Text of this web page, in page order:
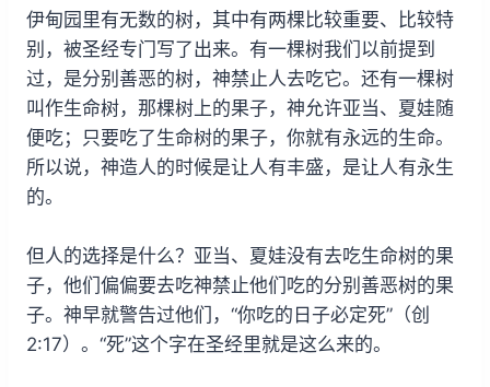
伊甸园里有无数的树，其中有两棵比较重要、比较特
别，被圣经专门写了出来。有一棵树我们以前提到
过，是分别善恶的树，神禁止人去吃它。还有一棵树
叫作生命树，那棵树上的果子，神允许亚当、夏娃随
便吃；只要吃了生命树的果子，你就有永远的生命。
所以说，神造人的时候是让人有丰盛，是让人有永生
的。
但人的选择是什么？亚当、夏娃没有去吃生命树的果
子，他们偏偏要去吃神禁止他们吃的分别善恶树的果
子。神早就警告过他们，“你吃的日子必定死”（创
2:17）。“死”这个字在圣经里就是这么来的。